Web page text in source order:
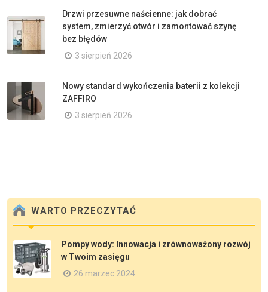
Drzwi przesuwne naścienne: jak dobrać
system, zmierzyć otwór i zamontować szynę
bez błędów
3 sierpień 2026
Nowy standard wykończenia baterii z kolekcji
ZAFFIRO
3 sierpień 2026
WARTO PRZECZYTAĆ
Pompy wody: Innowacja i zrównoważony rozwój
w Twoim zasięgu
26 marzec 2024